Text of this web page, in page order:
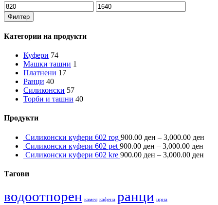
Мин.
цена
Макс.
цена
Филтер
Категории на продукти
Куфери 74
Машки ташни 1
Платнени 17
Ранци 40
Силиконски 57
Торби и ташни 40
Продукти
Силиконски куфери 602 rog 900.00 ден – 3,000.00 ден
Силиконски куфери 602 pet 900.00 ден – 3,000.00 ден
Силиконски куфери 602 kre 900.00 ден – 3,000.00 ден
Тагови
водоотпорен камел кафена ранци црна